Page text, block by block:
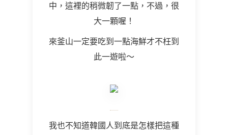
中，這裡的稍微韌了一點，不過，很
大一顆喔！
來釜山一定要吃到一點海鮮才不枉到
此一遊啦～
我也不知道韓國人到底是怎樣把這種